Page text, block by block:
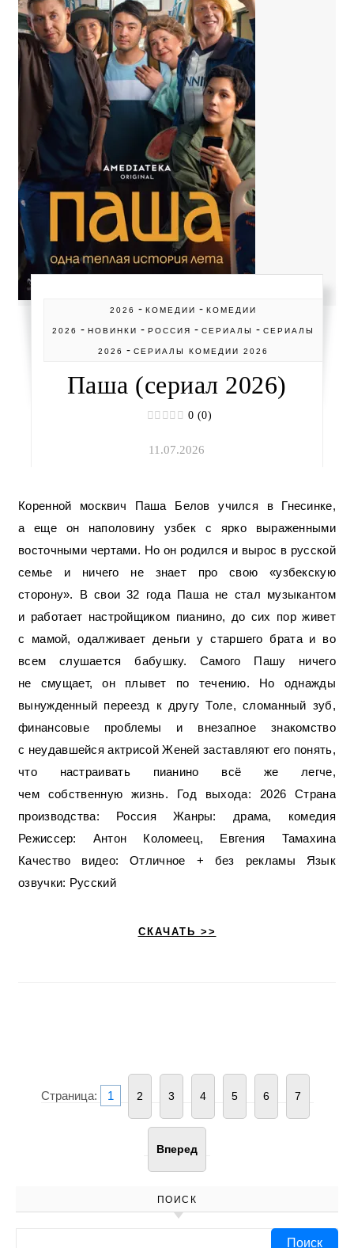
2026 -КОМЕДИИ -КОМЕДИИ
2026 -НОВИНКИ -РОССИЯ -СЕРИАЛЫ -СЕРИАЛЫ
2026 -СЕРИАЛЫ КОМЕДИИ 2026
Паша (сериал 2026)
0 (0)
11.07.2026
Коренной москвич Паша Белов учился в Гнесинке,
а еще он наполовину узбек с ярко выраженными
восточными чертами. Но он родился и вырос в русской
семье и ничего не знает про свою «узбекскую
сторону». В свои 32 года Паша не стал музыкантом
и работает настройщиком пианино, до сих пор живет
с мамой, одалживает деньги у старшего брата и во
всем слушается бабушку. Самого Пашу ничего
не смущает, он плывет по течению. Но однажды
вынужденный переезд к другу Толе, сломанный зуб,
финансовые проблемы и внезапное знакомство
с неудавшейся актрисой Женей заставляют его понять,
что настраивать пианино всё же легче,
чем собственную жизнь. Год выхода: 2026 Страна
производства: Россия Жанры: драма, комедия
Режиссер: Антон Коломеец, Евгения Тамахина
Качество видео: Отличное + без рекламы Язык
озвучки: Русский
СКАЧАТЬ >>
Страница: 1 2 3 4 5 6 7
Вперед
ПОИСК